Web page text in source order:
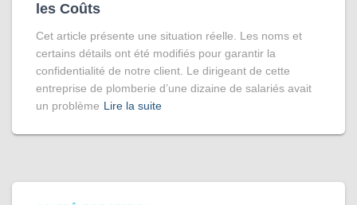
les Coûts
Cet article présente une situation réelle. Les noms et
certains détails ont été modifiés pour garantir la
confidentialité de notre client. Le dirigeant de cette
entreprise de plomberie d’une dizaine de salariés avait
un problème Lire la suite